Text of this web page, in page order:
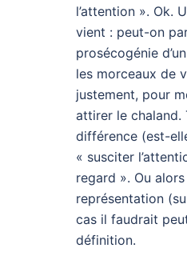
l’attention ». Ok.
vient : peut-on
prosécogénie
les morceaux de
justement, pour
attirer le chaland.
différence (est-
« susciter
regard ». Ou
représentation
cas il faudrait
définition.